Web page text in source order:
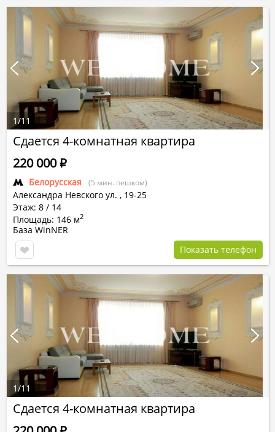
Сдается 4-комнатная квартира
Белорусская (5 мин. пешком)
Александра Невского ул. , 19-25
Этаж: 8 / 14
Площадь: 146 м2
220 000Р
База WinNER
Показать телефон
1/11
Сдается 4-комнатная квартира
1/11